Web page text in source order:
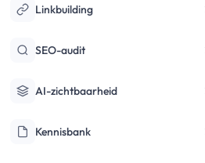
Linkbuilding
SEO-audit
AI-zichtbaarheid
Kennisbank